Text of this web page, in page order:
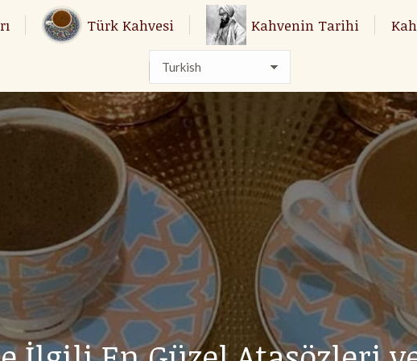
Türk Kahvesi Kahvenin Tarihi
Türk Kahvesi Kahvenin Tarihi